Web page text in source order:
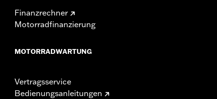
Finanzrechner
Motorradfinanzierung
MOTORRADWARTUNG
Vertragsservice
Bedienungsanleitungen